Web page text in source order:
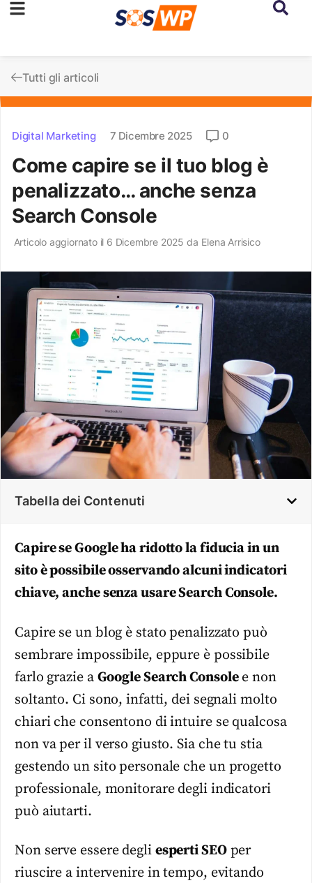
Tutti gli articoli
Digital Marketing 7 Dicembre 2025 0
Come capire se il tuo blog è
penalizzato… anche senza
Search Console
Articolo aggiornato il 6 Dicembre 2025 da Elena Arrisico
Tabella dei Contenuti
Capire se Google ha ridotto la fiducia in un
sito è possibile osservando alcuni indicatori
chiave, anche senza usare Search Console.
Capire se un blog è stato penalizzato può
sembrare impossibile, eppure è possibile
farlo grazie a Google Search Consolee non
soltanto. Ci sono, infatti, dei segnali molto
chiari che consentono di intuire se qualcosa
non va per il verso giusto. Sia che tu stia
gestendo un sito personale che un progetto
professionale, monitorare degli indicatori
può aiutarti.
Non serve essere degli esperti SEOper
riuscire a intervenire in tempo, evitando